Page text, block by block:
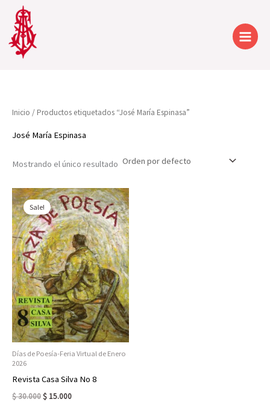
contenido
Inicio / Productos etiquetados “José María Espinasa”
José María Espinasa
Mostrando el único resultado
Sale!
Días de Poesía-Feria Virtual de Enero
2026
Revista Casa Silva No 8
$30.000 Original
$ 15.000Current